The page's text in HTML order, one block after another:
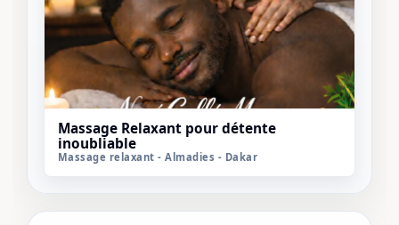
Massage relaxant - Almadies - Dakar
Massage Relaxant pour détente
inoubliable